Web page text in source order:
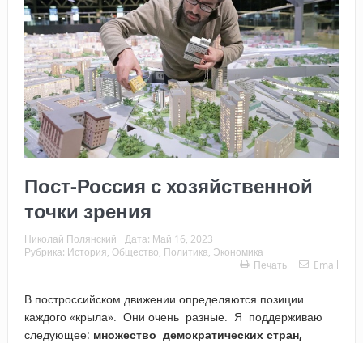
Пост-Россия с хозяйственной
точки зрения
Николай Полянский Дата: Май 16, 2023
Рубрика: История Общество Политика Экономика
Печать
Email
В построссийском движении определяются позиции
каждого «крыла». Они очень разные. Я поддерживаю
следующее: множество демократических стран,